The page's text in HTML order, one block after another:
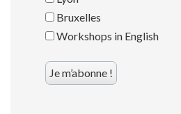
Bruxelles
Workshops in English